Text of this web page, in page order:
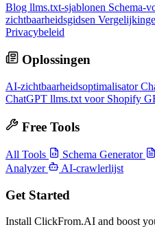
Blog llms.txt-sjablonen Schema-
zichtbaarheidsgidsen
Privacybeleid
Oplossingen
AI-zichtbaarheidsoptimalisator
ChatGPT llms.txt voor Shopify
Free Tools
All Tools Schema Generator
Analyzer
AI-crawlerlijst
Get Started
Install ClickFrom.AI and boost